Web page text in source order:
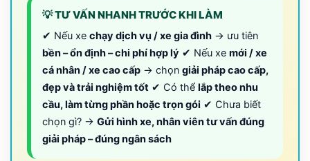
💡 TƯ VẤN NHANH TRƯỚC KHI LÀM
✔ Nếu xe chạy dịch vụ / xe gia đình → ưu tiên
bền – ổn định – chi phí hợp lý ✔ Nếu xe mới / xe
cá nhân / xe cao cấp → chọn giải pháp cao cấp,
đẹp và trải nghiệm tốt ✔ Có thể lắp theo nhu
cầu, làm từng phần hoặc trọn gói ✔ Chưa biết
chọn gì? → Gửi hình xe, nhân viên tư vấn đúng
giải pháp – đúng ngân sách